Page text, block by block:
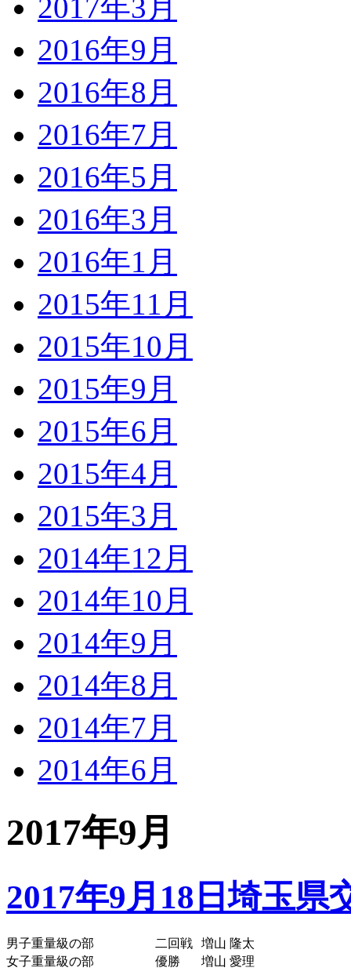
2017年3月
2016年9月
2016年8月
2016年7月
2016年5月
2016年3月
2016年1月
2015年11月
2015年10月
2015年9月
2015年6月
2015年4月
2015年3月
2014年12月
2014年10月
2014年9月
2014年8月
2014年7月
2014年6月
2017年9月
2017年9月18日埼玉県
男子重量級の部 二回戦
増山 隆太
女子重量級の部
優勝 増山 愛理